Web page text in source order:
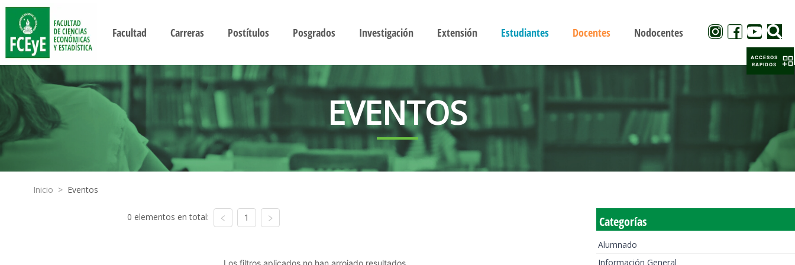
Facultad Carreras Postítulos Posgrados Investigación Extensión Estudiantes Docentes Nodocentes
EVENTOS
Inicio > Eventos
0 elementos en total: 1
Los filtros aplicados no han arrojado resultados
Categorías
Alumnado
Información General
ACCESOS
RAPIDOS